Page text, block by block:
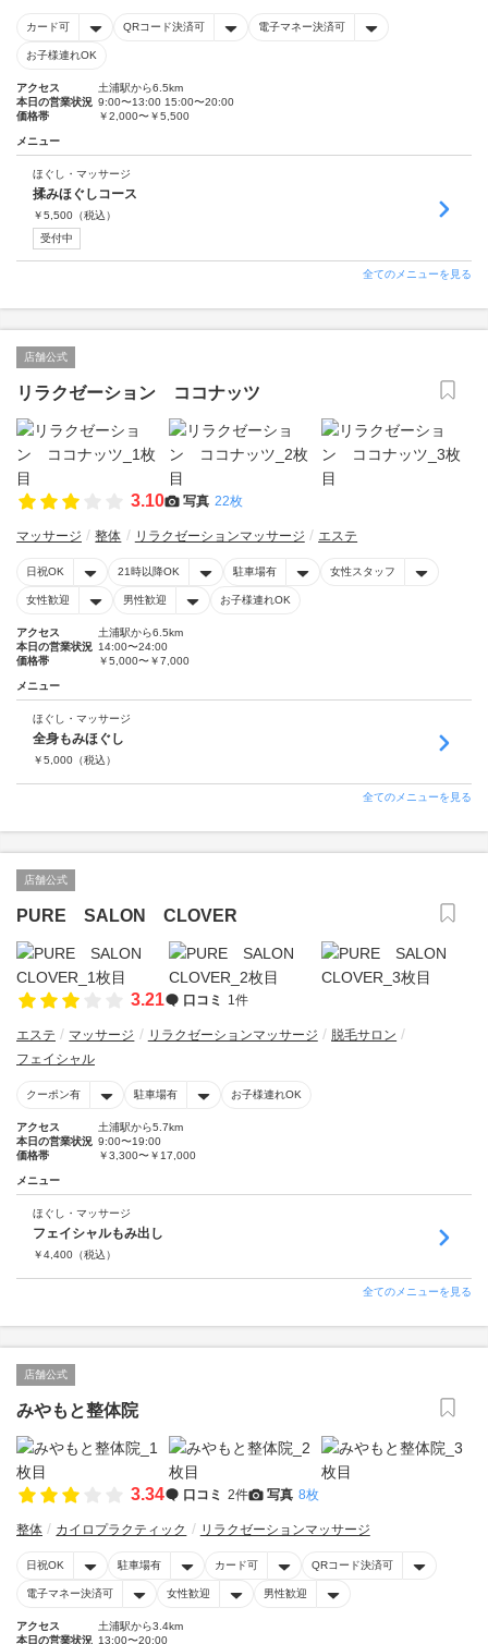
カード可 QRコード決済可 電子マネー決済可
お子様連れOK
アクセス
土浦駅から6.5km
本日の営業状況 9:00〜13:00 15:00〜20:00
価格帯
￥2,000〜￥5,500
メニュー
ほぐし・マッサージ
揉みほぐしコース
￥5,500 （税込）
受付中
全てのメニューを見る
店舗公式
リラクゼーション ココナッツ
3.10 写真 22枚
マッサージ 整体 リラクゼーションマッサージ エステ
日祝OK 21時以降OK 駐車場有 女性スタッフ
女性歓迎 男性歓迎 お子様連れOK
アクセス
土浦駅から6.5km
本日の営業状況 14:00〜24:00
価格帯
￥5,000〜￥7,000
メニュー
ほぐし・マッサージ
全身もみほぐし
￥5,000 （税込）
全てのメニューを見る
店舗公式
PURE SALON CLOVER
3.21 口コミ 1件
エステ マッサージ リラクゼーションマッサージ
脱毛サロン
フェイシャル
クーポン有 駐車場有 お子様連れOK
アクセス
土浦駅から5.7km
本日の営業状況 9:00〜19:00
価格帯
￥3,300〜￥17,000
メニュー
ほぐし・マッサージ
フェイシャルもみ出し
￥4,400 （税込）
全てのメニューを見る
店舗公式
みやもと整体院
3.34 口コミ 2件 写真 8枚
整体 カイロプラクティック リラクゼーションマッサージ
日祝OK 駐車場有 カード可 QRコード決済可
電子マネー決済可 女性歓迎 男性歓迎
アクセス
土浦駅から3.4km
本日の営業状況 13:00〜20:00